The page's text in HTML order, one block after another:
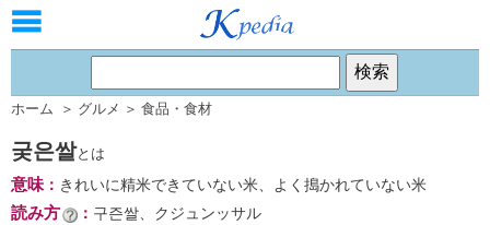
ホーム ＞ グルメ ＞ 食品・食材
궂은쌀とは
意味： きれいに精米できていない米、よく搗かれていない米
読み方 ： 구즌쌀、クジュンッサル